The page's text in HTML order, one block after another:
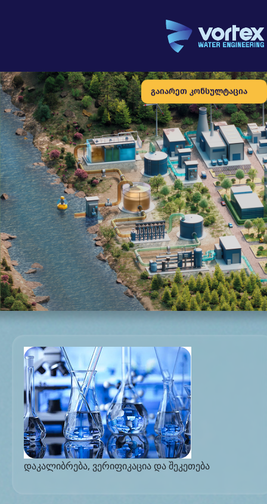
გაიარეთ კონსულტაცია
დაკალიბრება, ვერიფიკაცია და შეკეთება